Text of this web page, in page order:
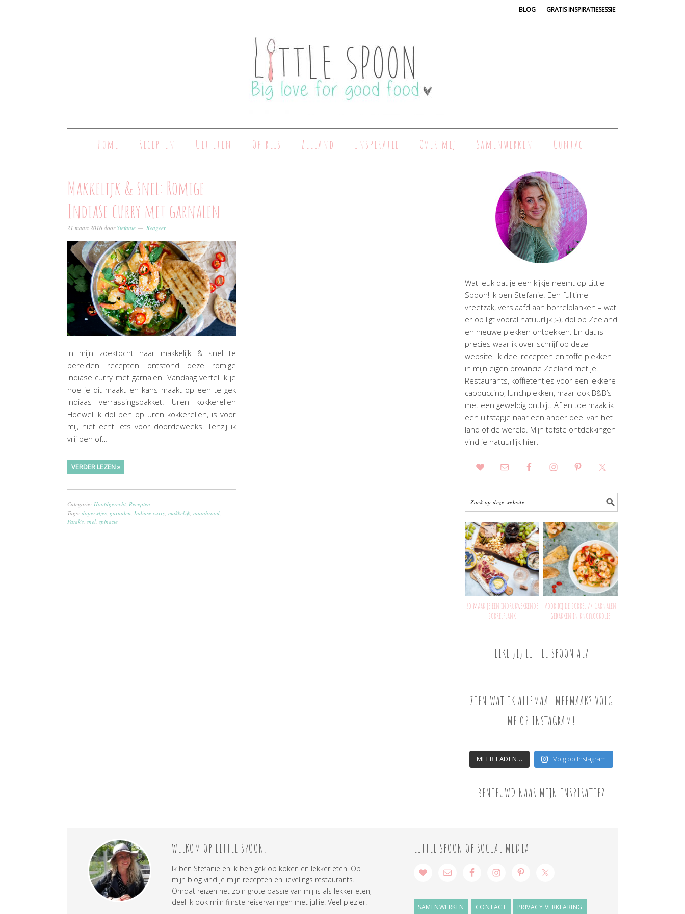
BLOG | GRATIS INSPIRATIESESSIE
Home Recepten Uit eten Op reis Zeeland Inspiratie Over mij Samenwerken Contact
Makkelijk & snel: Romige
Indiase curry met garnalen
21 maart 2016 doorStefanie Reageer
In mijn zoektocht naar makkelijk & snel te
bereiden recepten ontstond deze romige
Indiase curry met garnalen. Vandaag vertel ik je
hoe je dit maakt en kans maakt op een te gek
Indiaas verrassingspakket. Uren kokkerellen
Hoewel ik dol ben op uren kokkerellen, is voor
mij, niet echt iets voor doordeweeks. Tenzij ik
vrij ben of…
VERDER LEZEN »
Categorie: Hoofdgerecht, Recepten
Tags: doperwtjes, garnalen, Indiase curry, makkelijk, naanbrood,
Patak's, snel, spinazie
Wat leuk dat je een kijkje neemt op Little
Spoon! Ik ben Stefanie. Een fulltime
vreetzak, verslaafd aan borrelplanken – wat
er op ligt vooral natuurlijk ;-), dol op Zeeland
en nieuwe plekken ontdekken. En dat is
precies waar ik over schrijf op deze
website. Ik deel recepten en toffe plekken
in mijn eigen provincie Zeeland met je.
Restaurants, koffietentjes voor een lekkere
cappuccino, lunchplekken, maar ook B&B’s
met een geweldig ontbijt. Af en toe maak ik
een uitstapje naar een ander deel van het
land of de wereld. Mijn tofste ontdekkingen
vind je natuurlijk hier.
Zo maak je een indrukwekkende
borrelplank
Voor bij de borrel // Garnalen
gebakken in knoflookolie
LIKE JIJ LITTLE SPOON AL?
ZIEN WAT IK ALLEMAAL MEEMAAK? VOLG
ME OP INSTAGRAM!
MEER LADEN... Volg op Instagram
BENIEUWD NAAR MIJN INSPIRATIE?
WELKOM OP LITTLE SPOON!
Ik ben Stefanie en ik ben gek op koken en lekker eten. Op
mijn blog vind je mijn recepten en lievelings restaurants.
Omdat reizen net zo'n grote passie van mij is als lekker eten,
deel ik ook mijn fijnste reiservaringen met jullie. Veel plezier!
LITTLE SPOON OP SOCIAL MEDIA
SAMENWERKEN CONTACT PRIVACY VERKLARING